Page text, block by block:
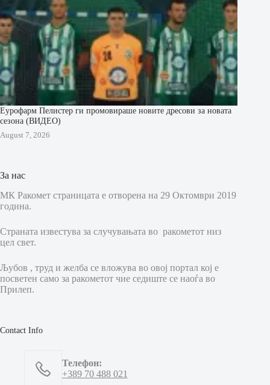
Еурофарм Пелистер ги промовираше новите дресови за новата
сезона (ВИДЕО)
August 7, 2026
За нас
МК Ракомет страницата е отворена на 29 Октомври 2019
година.
Страната известува за случувањата во ракометот низ
цел свет.
Љубов , труд и желба се вложува во овој портал кој е
посветен само за ракометот чие седиште се наоѓа во
Прилеп.
Contact Info
Телефон:
+389 70 488 021